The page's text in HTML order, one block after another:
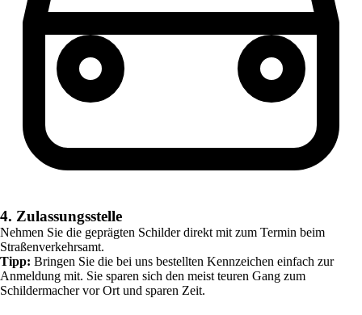
4. Zulassungsstelle
Nehmen Sie die geprägten Schilder direkt mit zum Termin beim
Straßenverkehrsamt.
Tipp: Bringen Sie die bei uns bestellten Kennzeichen einfach zur
Anmeldung mit. Sie sparen sich den meist teuren Gang zum
Schildermacher vor Ort und sparen Zeit.